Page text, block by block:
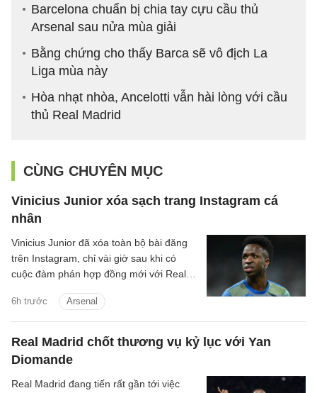
Barcelona chuẩn bị chia tay cựu cầu thủ
Arsenal sau nửa mùa giải
Bằng chứng cho thấy Barca sẽ vô địch La
Liga mùa này
Hòa nhạt nhòa, Ancelotti vẫn hài lòng với cầu
thủ Real Madrid
CÙNG CHUYÊN MỤC
Vinicius Junior xóa sạch trang Instagram cá
nhân
6h trước Arsenal
Vinicius Junior đã xóa toàn bộ bài đăng
trên Instagram, chỉ vài giờ sau khi có
cuộc đàm phán hợp đồng mới với Real
Real Madrid chốt thương vụ kỷ lục với Yan
Diomande
Real Madrid đang tiến rất gần tới việc